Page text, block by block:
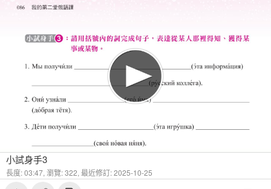
小試身手3
長度: 03:47, 瀏覽: 322, 最近修訂: 2025-10-25